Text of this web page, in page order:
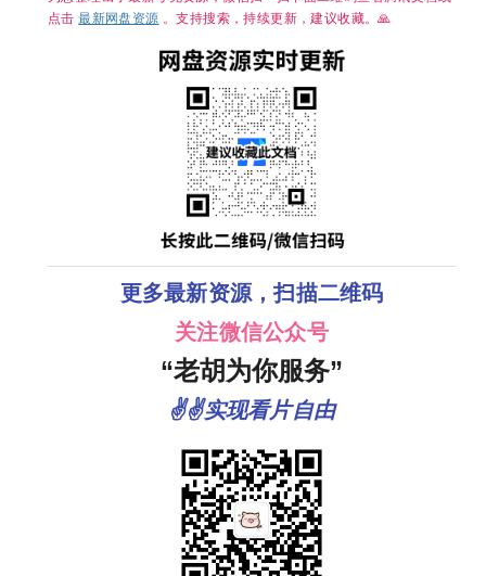
点击最新网盘资源 。支持搜索，持续更新，建议收藏。🙏
更多最新资源，扫描二维码
关注微信公众号
“老胡为你服务”
✌✌实现看片自由